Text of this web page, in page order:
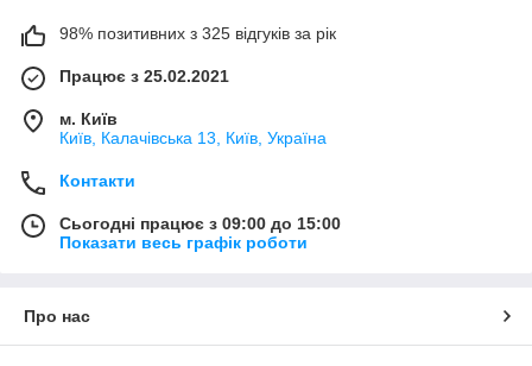
98% позитивних з 325 відгуків за рік
Працює з 25.02.2021
м. Київ
Київ, Калачівська 13, Київ, Україна
Контакти
Сьогодні працює з 09:00 до 15:00
Показати весь графік роботи
Про нас